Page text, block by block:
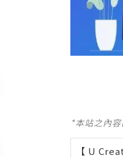
*本站之內
【 U